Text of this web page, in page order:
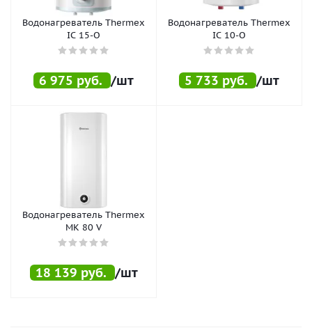
Водонагреватель Thermex
IC 15-O
6 975 руб. /шт
Водонагреватель Thermex
IC 10-O
5 733 руб. /шт
Водонагреватель Thermex
MK 80 V
18 139 руб. /шт